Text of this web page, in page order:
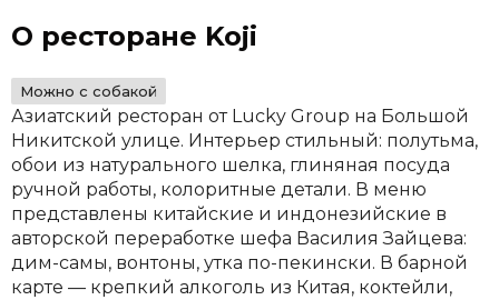
О ресторане Koji
Можно с собакой
Азиатский ресторан от Lucky Group на Большой
Никитской улице. Интерьер стильный: полутьма,
обои из натурального шелка, глиняная посуда
ручной работы, колоритные детали. В меню
представлены китайские и индонезийские в
авторской переработке шефа Василия Зайцева:
дим-самы, вонтоны, утка по-пекински. В барной
карте — крепкий алкоголь из Китая, коктейли,